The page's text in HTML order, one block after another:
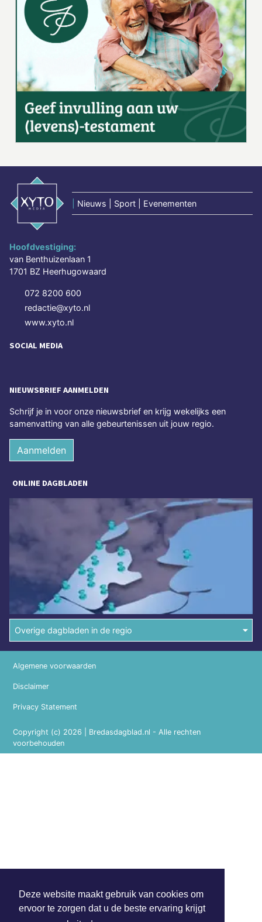
Deze website maakt gebruik van cookies om
ervoor te zorgen dat u de beste ervaring krijgt
Nieuws | Sport | Evenementen
Hoofdvestiging:
van Benthuizenlaan 1
1701 BZ Heerhugowaard
072 8200 600
redactie@xyto.nl
www.xyto.nl
SOCIAL MEDIA
NIEUWSBRIEF AANMELDEN
Schrijf je in voor onze nieuwsbrief en krijg wekelijks een
samenvatting van alle gebeurtenissen uit jouw regio.
Aanmelden
ONLINE DAGBLADEN
Overige dagbladen in de regio
Copyright (c) 2026 | Bredasdagblad.nl - Alle rechten
voorbehouden
Algemene voorwaarden
Disclaimer
Privacy Statement